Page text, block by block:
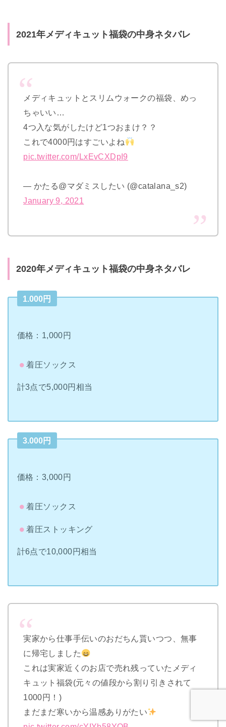
2021年メディキュット福袋の中身ネタバレ
メディキュットとスリムウォークの福袋、めっ
ちゃいい…
4つ入な気がしたけど1つおまけ？？
これで4000円はすごいよね
pic.twitter.com/LxEvCXDpI9
— かたる@マダミスしたい (@catalana_s2)
January 9, 2021
2020年メディキュット福袋の中身ネタバレ
1.000円
価格：1,000円
着圧ソックス
計3点で5,000円相当
3.000円
価格：3,000円
着圧ソックス
着圧ストッキング
計6点で10,000円相当
実家から仕事手伝いのおだちん貰いつつ、無事
に帰宅しました
これは実家近くのお店で売れ残っていたメディ
キュット福袋(元々の値段から割り引きされて
1000円！)
まだまだ寒いから温感ありがたい